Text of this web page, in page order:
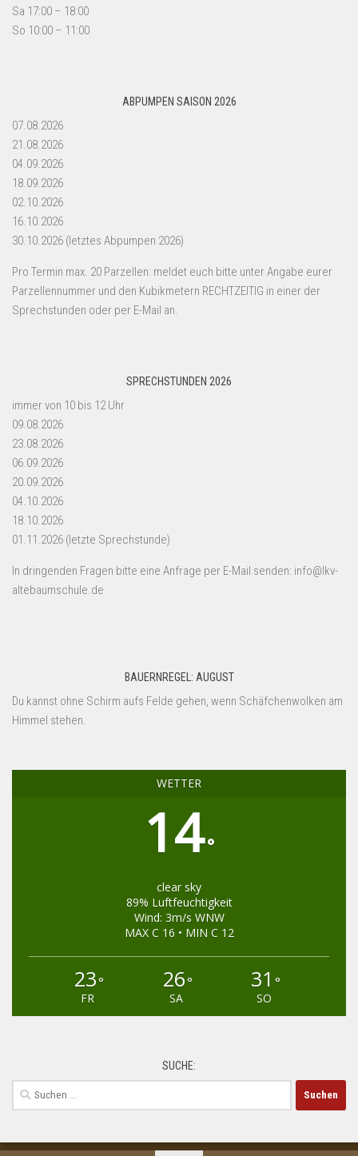
Sa 17:00 – 18:00
So 10:00 – 11:00
ABPUMPEN SAISON 2026
07.08.2026
21.08.2026
04.09.2026
18.09.2026
02.10.2026
16.10.2026
30.10.2026 (letztes Abpumpen 2026)
Pro Termin max. 20 Parzellen: meldet euch bitte unter Angabe eurer
Parzellennummer und den Kubikmetern RECHTZEITIG in einer der
Sprechstunden oder per E-Mail an.
SPRECHSTUNDEN 2026
immer von 10 bis 12 Uhr
09.08.2026
23.08.2026
06.09.2026
20.09.2026
04.10.2026
18.10.2026
01.11.2026 (letzte Sprechstunde)
In dringenden Fragen bitte eine Anfrage per E-Mail senden: info@lkv-
altebaumschule.de
BAUERNREGEL: AUGUST
Du kannst ohne Schirm aufs Felde gehen, wenn Schäfchenwolken am
Himmel stehen.
WETTER
14°
clear sky
89% Luftfeuchtigkeit
Wind: 3m/s WNW
MAX C 16 • MIN C 12
23°
FR
26°
SA
31 °
SO
SUCHE:
Suchen
nach: